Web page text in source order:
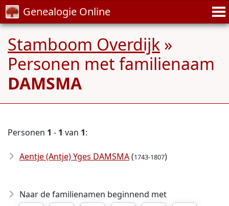
Genealogie Online
Stamboom Overdijk »
Personen met familienaam
DAMSMA
Personen 1 - 1 van 1:
Aentje (Antje) Yges DAMSMA(1743-1807)
Naar de familienamen beginnend met